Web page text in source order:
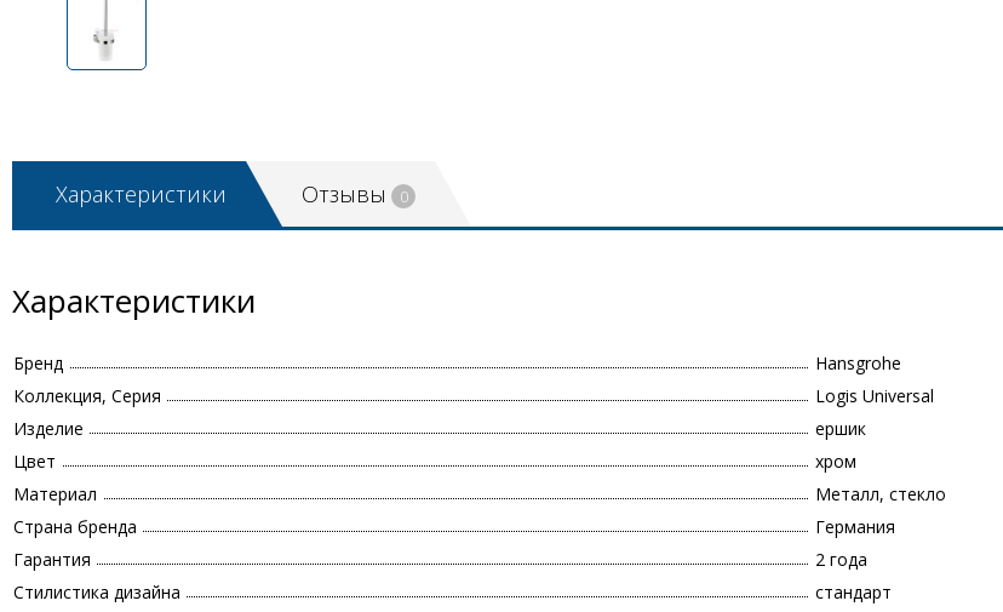
Характеристики Отзывы 0
Характеристики
Бренд
Hansgrohe
Коллекция, Серия
Logis Universal
Изделие
ершик
Цвет
хром
Материал
Металл, стекло
Страна бренда
Германия
Гарантия
2 года
Стилистика дизайна
стандарт